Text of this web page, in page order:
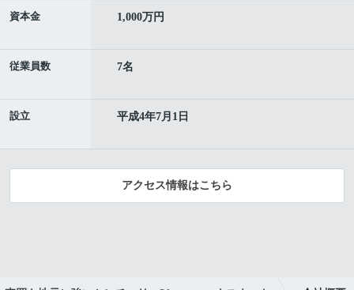
資本金 1,000万円
従業員数 7名
設立 平成4年7月1日
アクセス情報はこちら